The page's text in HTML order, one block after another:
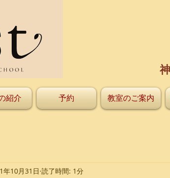
紹介 予約 教室のご案内
年10月31日 読了時間: 1分